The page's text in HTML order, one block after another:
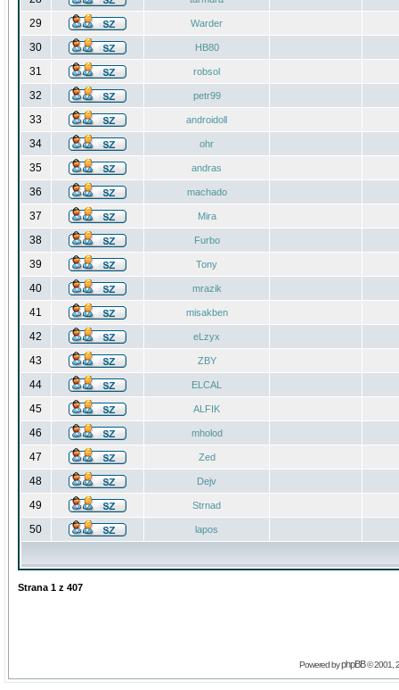
29 Warder
30 HB80
31 robsol
32 petr99
33 androidoll
34 ohr
35 andras
36 machado
37 Mira
38 Furbo
39 Tony
40 mrazik
41 misakben
42 eLzyx
43 ZBY
44 ELCAL
45 ALFIK
46 mholod
47 Zed
48 Dejv
49 Strnad
50 lapos
Strana 1 z 407
Powered byphpBB© 2001,